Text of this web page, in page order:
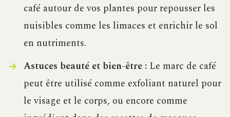
café autour de vos plantes pour repousser les
nuisibles comme les limaces et enrichir le sol
en nutriments.
Astuces beauté et bien-être :Le marc de café
peut être utilisé comme exfoliant naturel pour
le visage et le corps, ou encore comme